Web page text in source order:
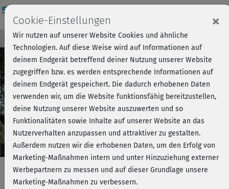
Play
Video
Kursvorschau - Jetzt mitmachen!
Cookie-Einstellungen ×
Wir nutzen auf unserer Website Cookies und ähnliche
Technologien. Auf diese Weise wird auf Informationen auf
deinem Endgerät betreffend deiner Nutzung unserer Website
zugegriffen bzw. es werden entsprechende Informationen auf
deinem Endgerät gespeichert. Die dadurch erhobenen Daten
verwenden wir, um die Website funktionsfähig bereitzustellen,
deine Nutzung unserer Website auszuwerten und so
Funktionalitäten sowie Inhalte auf unserer Website an das
Nutzerverhalten anzupassen und attraktiver zu gestalten.
Außerdem nutzen wir die erhobenen Daten, um den Erfolg von
Marketing-Maßnahmen intern und unter Hinzuziehung externer
Werbepartnern zu messen und auf dieser Grundlage unsere
Marketing-Maßnahmen zu verbessern.